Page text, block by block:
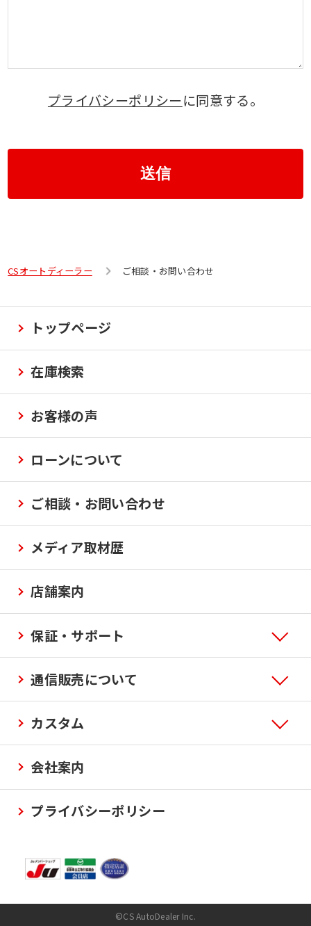
プライバシーポリシーに同意する。
送信
CSオートディーラー ご相談・お問い合わせ
トップページ
在庫検索
お客様の声
ローンについて
ご相談・お問い合わせ
メディア取材歴
店舗案内
保証・サポート
通信販売について
カスタム
会社案内
プライバシーポリシー
©CS AutoDealer Inc.